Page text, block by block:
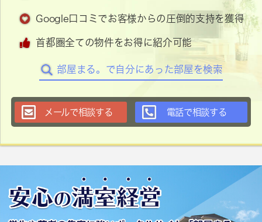
Google口コミでお客様からの圧倒的支持を獲得
首都圏全ての物件をお得に紹介可能
部屋まる。で自分にあった部屋を検索
メールで相談する 電話で相談する